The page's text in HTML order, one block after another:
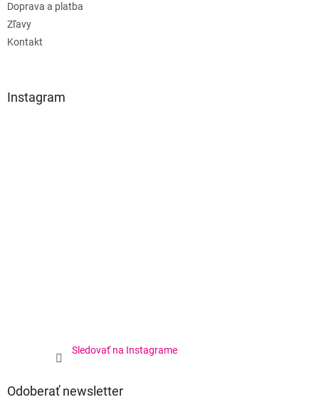
Doprava a platba
Zľavy
Kontakt
Instagram
Sledovať na Instagrame
Odoberať newsletter